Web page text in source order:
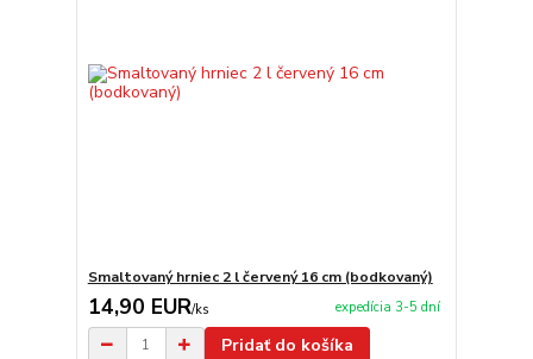
Smaltovaný hrniec 2 l červený 16 cm (bodkovaný)
14,90 EUR/ks expedícia 3-5 dní
Pridať do košíka